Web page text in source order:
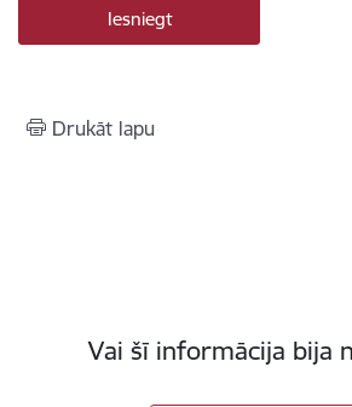
Drukāt lapu
Vai šī informācija bija